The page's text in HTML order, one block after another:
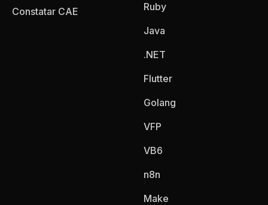
Constatar CAE
Ruby
Java
.NET
Flutter
Golang
VFP
VB6
n8n
Make